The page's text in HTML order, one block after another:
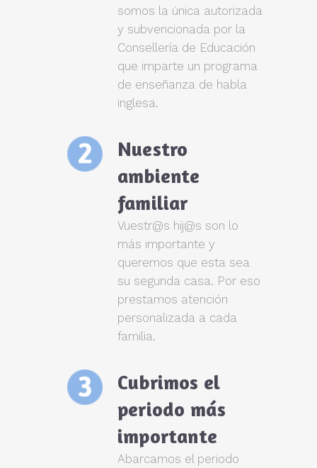
somos la única autorizada
y subvencionada por la
Consellería de Educación
que imparte un programa
de enseñanza de habla
inglesa.
Nuestro
ambiente
familiar
Vuestr@s hij@s son lo
más importante y
queremos que esta sea
su segunda casa. Por eso
prestamos atención
personalizada a cada
familia.
Cubrimos el
periodo más
importante
Abarcamos el periodo